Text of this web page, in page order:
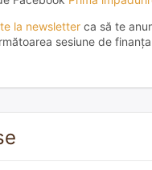
la newsletter ca să te
sesiune de